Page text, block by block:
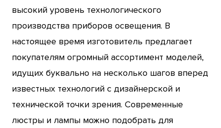
высокий уровень технологического
производства приборов освещения. В
настоящее время изготовитель предлагает
покупателям огромный ассортимент моделей,
идущих буквально на несколько шагов вперед
известных технологий с дизайнерской и
технической точки зрения. Современные
люстры и лампы можно подобрать для